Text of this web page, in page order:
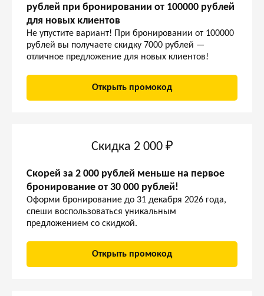
рублей при бронировании от 100000 рублей
для новых клиентов
Не упустите вариант! При бронировании от 100000
рублей вы получаете скидку 7000 рублей —
отличное предложение для новых клиентов!
Открыть промокод
Скидка 2 000 ₽
Скорей за 2 000 рублей меньше на первое
бронирование от 30 000 рублей!
Оформи бронирование до 31 декабря 2026 года,
спеши воспользоваться уникальным
предложением со скидкой.
Открыть промокод